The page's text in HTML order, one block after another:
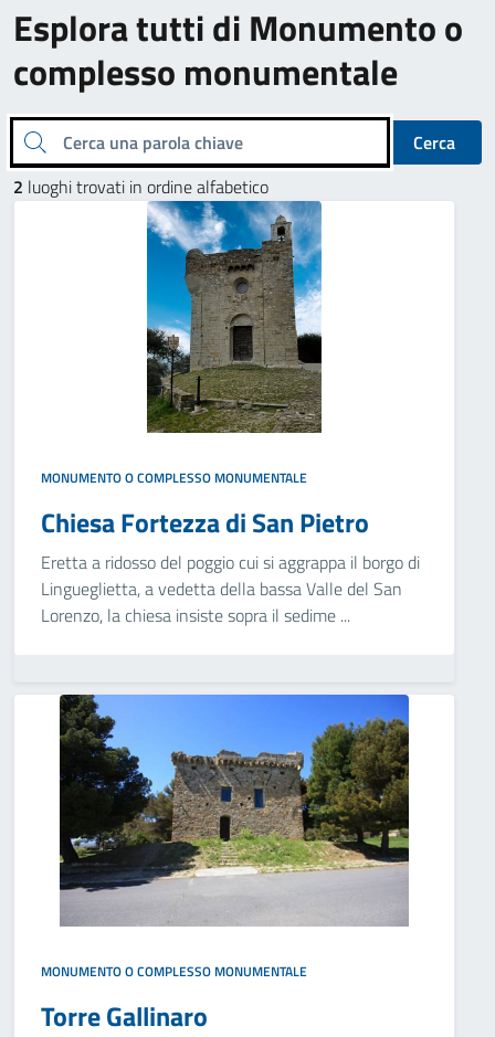
Esplora tutti di Monumento o
complesso monumentale
Cerca una parola chiave
Cerca
2 luoghi trovati in ordine alfabetico
MONUMENTO O COMPLESSO MONUMENTALE
Chiesa Fortezza di San Pietro
Eretta a ridosso del poggio cui si aggrappa il borgo di
Lingueglietta, a vedetta della bassa Valle del San
Lorenzo, la chiesa insiste sopra il sedime ...
MONUMENTO O COMPLESSO MONUMENTALE
Torre Gallinaro